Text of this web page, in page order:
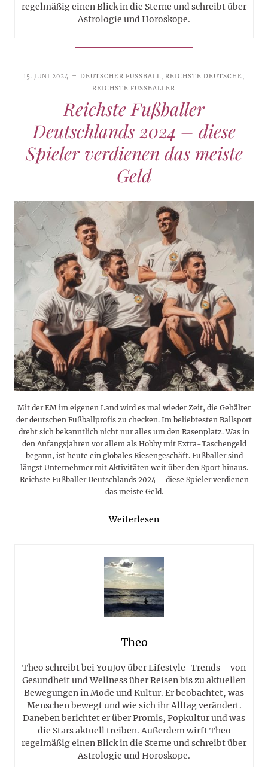
regelmäßig einen Blick in die Sterne und schreibt über
Astrologie und Horoskope.
15. JUNI 2024 DEUTSCHER FUSSBALL ,REICHSTE DEUTSCHE
REICHSTE FUSSBALLER
Reichste Fußballer
Deutschlands 2024 – diese
Spieler verdienen das meiste
Geld
Mit der EM im eigenen Land wird es mal wieder Zeit, die Gehälter
der deutschen Fußballprofis zu checken. Im beliebtesten Ballsport
dreht sich bekanntlich nicht nur alles um den Rasenplatz. Was in
den Anfangsjahren vor allem als Hobby mit Extra-Taschengeld
begann, ist heute ein globales Riesengeschäft. Fußballer sind
längst Unternehmer mit Aktivitäten weit über den Sport hinaus.
Reichste Fußballer Deutschlands 2024 – diese Spieler verdienen
das meiste Geld.
Weiterlesen
Theo
Theo schreibt bei YouJoy über Lifestyle-Trends – von
Gesundheit und Wellness über Reisen bis zu aktuellen
Bewegungen in Mode und Kultur. Er beobachtet, was
Menschen bewegt und wie sich ihr Alltag verändert.
Daneben berichtet er über Promis, Popkultur und was
die Stars aktuell treiben. Außerdem wirft Theo
regelmäßig einen Blick in die Sterne und schreibt über
Astrologie und Horoskope.